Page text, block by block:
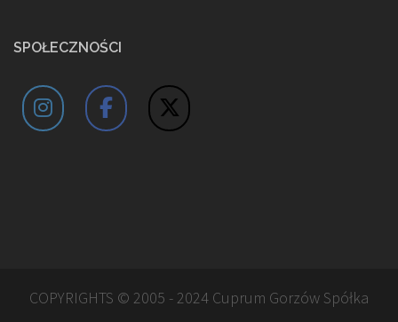
SPOŁECZNOŚCI
COPYRIGHTS © 2005 - 2024 Cuprum Gorzów Spółka